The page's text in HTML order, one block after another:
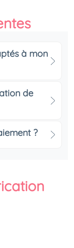
à mon
de
?